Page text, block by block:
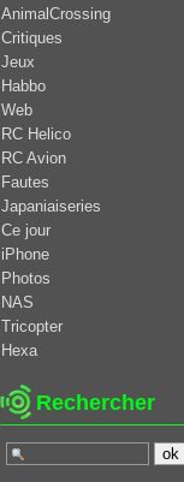
AnimalCrossing
Critiques
Jeux
Habbo
Web
RC Helico
RC Avion
Fautes
Japaniaiseries
Ce jour
iPhone
Photos
NAS
Tricopter
Hexa
Rechercher